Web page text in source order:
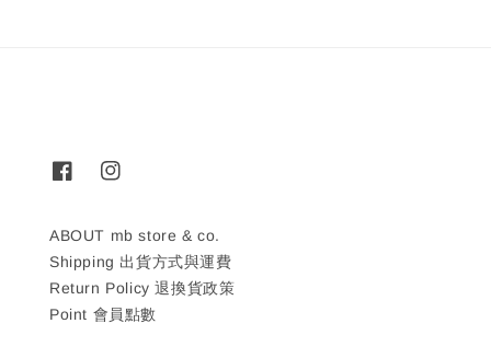
ABOUT mb store & co.
Shipping 出貨方式與運費
Return Policy 退換貨政策
Point 會員點數